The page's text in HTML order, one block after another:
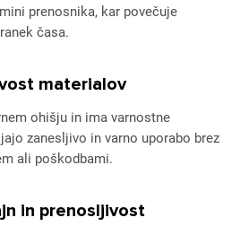
prenosnika, kar povečuje
časa.
materialov
ohišju in ima varnostne
zanesljivo in varno uporabo brez
ali poškodbami.
in prenosljivost